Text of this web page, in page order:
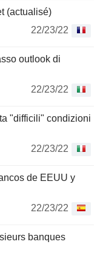
(actualisé)
22/23/22
outlook di
22/23/22
"difficili" condizioni
22/23/22
de EEUU y
22/23/22
banques